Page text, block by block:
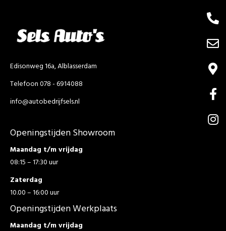
Edisonweg 16a, Alblasserdam
Telefoon 078 - 6914088
info@autobedrijfsels.nl
Openingstijden Showroom
Maandag t/m vrijdag
08:15 – 17:30 uur
Zaterdag
10.00 – 16:00 uur
Openingstijden Werkplaats
Maandag t/m vrijdag